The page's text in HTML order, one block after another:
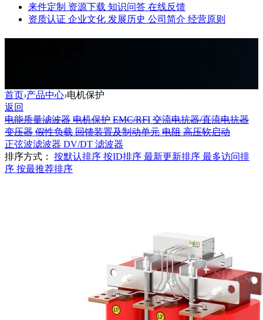
来件定制 资源下载 知识问答 在线反馈
资质认证 企业文化 发展历史 公司简介 经营原则
首页›产品中心›电机保护
返回
电能质量滤波器 电机保护 EMC/RFI 交流电抗器/直流电抗器
变压器 假性负载 回馈装置及制动单元 电阻 高压软启动
正弦波滤波器 DV/DT 滤波器
排序方式：
按默认排序 按ID排序 最新更新排序 最多访问排
序 按最推荐排序